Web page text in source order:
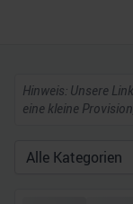
Hinweis: Unsere
eine kleine